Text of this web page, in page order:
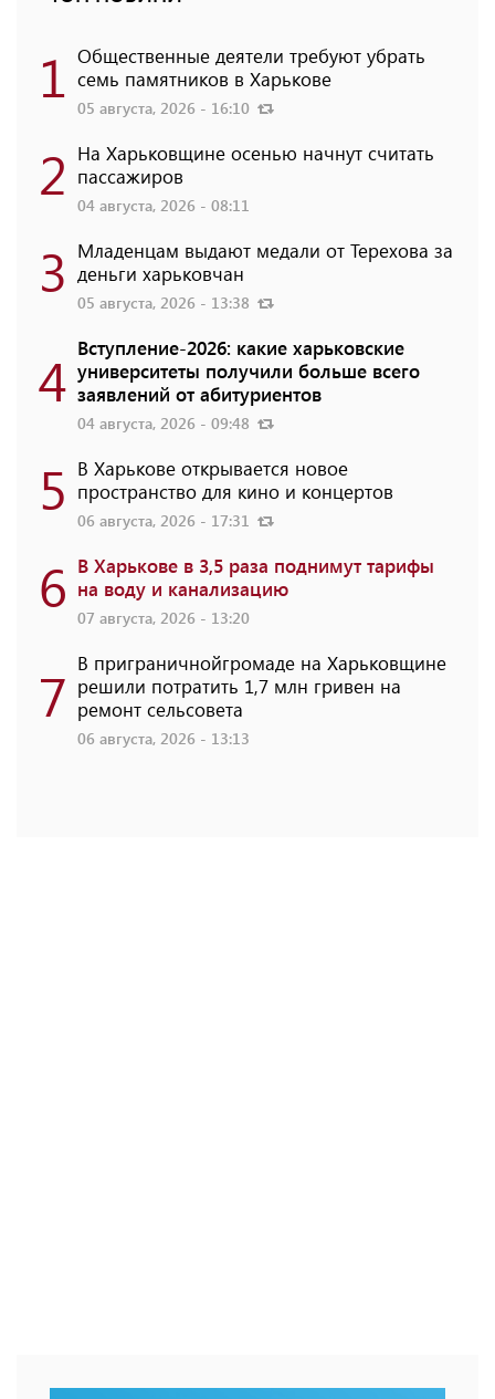
1 Общественные деятели требуют убрать
семь памятников в Харькове
05 августа, 2026 - 16:10
2 На Харьковщине осенью начнут считать
пассажиров
04 августа, 2026 - 08:11
3 Младенцам выдают медали от Терехова за
деньги харьковчан
05 августа, 2026 - 13:38
4 Вступление-2026: какие харьковские
университеты получили больше всего
заявлений от абитуриентов
04 августа, 2026 - 09:48
5 В Харькове открывается новое
пространство для кино и концертов
06 августа, 2026 - 17:31
6 В Харькове в 3,5 раза поднимут тарифы
на воду и канализацию
07 августа, 2026 - 13:20
7 В приграничнойгромаде на Харьковщине
решили потратить 1,7 млн ​​гривен на
ремонт сельсовета
06 августа, 2026 - 13:13